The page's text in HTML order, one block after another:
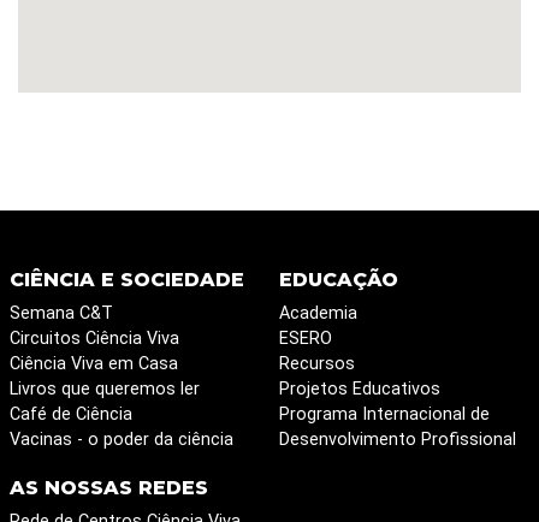
CIÊNCIA E SOCIEDADE
Semana C&T
Circuitos Ciência Viva
Ciência Viva em Casa
Livros que queremos ler
Café de Ciência
Vacinas - o poder da ciência
EDUCAÇÃO
Academia
ESERO
Recursos
Projetos Educativos
Programa Internacional de
Desenvolvimento Profissional
AS NOSSAS REDES